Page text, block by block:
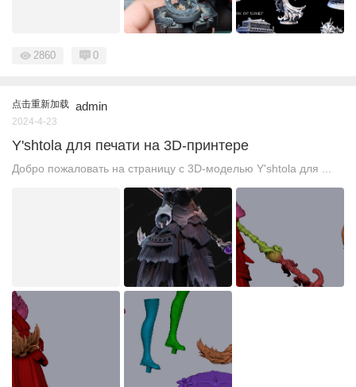
2860 0
点击重新加载 admin
2024-4-23
Y'shtola для печати на 3D-принтере
Добро пожаловать на страницу с 3D-моделью Y'shtola для ...